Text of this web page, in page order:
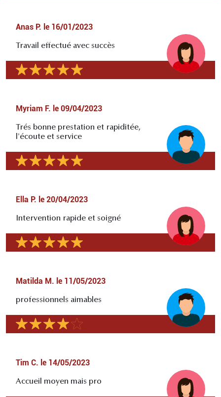
Anas P. le 16/01/2023
Travail effectué avec succès
Myriam F. le 09/04/2023
Trés bonne prestation et rapiditée,
l'écoute et service
Ella P. le 20/04/2023
Intervention rapide et soigné
Matilda M. le 11/05/2023
professionnels aimables
Tim C. le 14/05/2023
Accueil moyen mais pro